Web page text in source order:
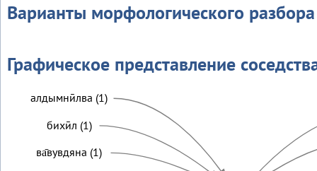
Варианты морфологического разбора
Графическое представление
алдымнӣлва (1)
бихӣл (1)
ва̄вувдяна (1)